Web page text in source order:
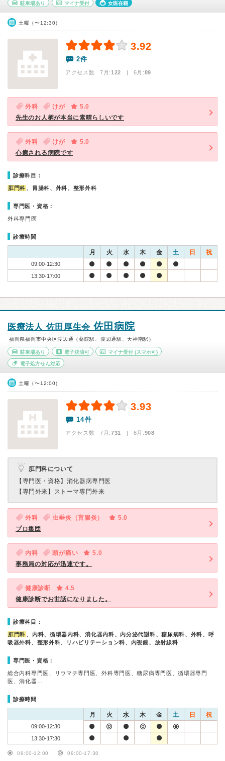
駐車場あり マイナ受付 女医在籍
土曜（〜12:30）
3.92
2件
アクセス数 7月:122 | 6月:89
外科 けが
5.0
先生のお人柄が本当に素晴らしいです
外科 けが
5.0
心癒される病院です
診療科目：
肛門科 、胃腸科、外科、整形外科
専門医・資格：
外科専門医
診療時間
月 火 水 木 金 土 日 祝
09:00-12:30
13:30-17:00
医療法人 佐田厚生会佐田病院
福岡県福岡市中央区渡辺通（薬院駅、渡辺通駅、天神南駅）
駐車場あり 電子決済可 マイナ受付 (スマホ可)
電子処方せん対応
土曜（〜12:00）
3.93
14件
アクセス数 7月:731 | 6月:908
肛門科について
【専門医・資格】 消化器病専門医
【専門外来】 ストーマ専門外来
外科 虫垂炎（盲腸炎）
5.0
プロ集団
内科 頭が痛い
5.0
事務局の対応が迅速です。
健康診断
4.5
健康診断でお世話になりました。
診療科目：
肛門科 、内科、循環器内科、消化器内科、内分泌代謝科、糖尿病科、外科、呼
吸器外科、整形外科、リハビリテーション科、内視鏡、放射線科
専門医・資格：
総合内科専門医、リウマチ専門医、外科専門医、糖尿病専門医、循環器専門
医、消化器…
診療時間
月 火 水 木 金 土 日 祝
09:00-12:30
13:30-17:30
09:00-12:00 09:00-17:30